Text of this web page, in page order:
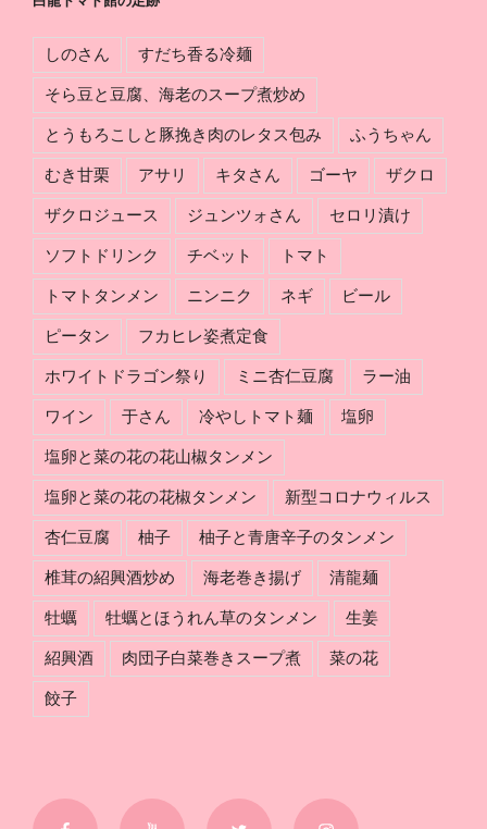
ト
館
み
分
しのさん すだち香る冷麺
そら豆と豆腐、海老のスープ煮炒め
とうもろこしと豚挽き肉のレタス包み ふうちゃん
むき甘栗 アサリ キタさん ゴーヤ ザクロ
ザクロジュース ジュンツォさん セロリ漬け
ソフトドリンク チベット トマト
トマトタンメン ニンニク ネギ ビール
ピータン フカヒレ姿煮定食
ホワイトドラゴン祭り ミニ杏仁豆腐 ラー油
ワイン 于さん 冷やしトマト麺 塩卵
塩卵と菜の花の花山椒タンメン
塩卵と菜の花の花椒タンメン 新型コロナウィルス
杏仁豆腐 柚子 柚子と青唐辛子のタンメン
椎茸の紹興酒炒め 海老巻き揚げ 清龍麺
牡蠣 牡蠣とほうれん草のタンメン 生姜
紹興酒 肉団子白菜巻きスープ煮 菜の花
餃子
Facebook YouTube Twitter Instagram